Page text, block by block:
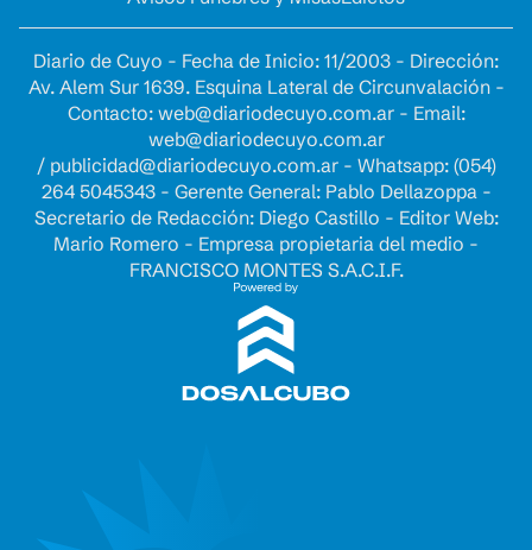
Diario de Cuyo - Fecha de Inicio: 11/2003 - Dirección:
Av. Alem Sur 1639. Esquina Lateral de Circunvalación -
Contacto: web@diariodecuyo.com.ar- Email:
web@diariodecuyo.com.ar
/ publicidad@diariodecuyo.com.ar- Whatsapp: (054)
264 5045343 - Gerente General: Pablo Dellazoppa -
Secretario de Redacción: Diego Castillo - Editor Web:
Mario Romero - Empresa propietaria del medio -
FRANCISCO MONTES S.A.C.I.F.